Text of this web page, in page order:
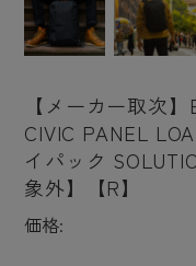
【メーカー取次
CIVIC PANEL
イパック
象外】【R】
価格: